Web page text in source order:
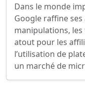
Dans le monde
Google raffine
manipulations,
atout pour les
l’utilisation de
un marché de